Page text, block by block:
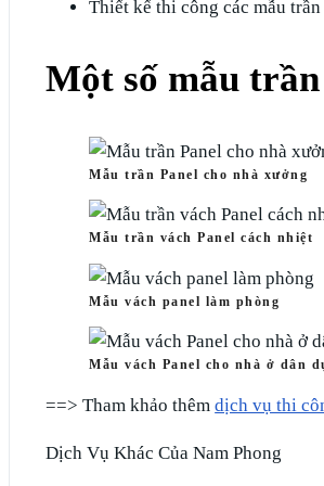
Thiết kế thi công các mẫu
Một số mẫu
Mẫu trần Panel cho nhà xưởng
Mẫu trần vách Panel cách nhiệt
Mẫu vách panel làm phòng
Mẫu vách Panel cho nhà ở dân
==> Tham khảo thêmdịch vụ thi
Dịch Vụ Khác Của Nam Phong